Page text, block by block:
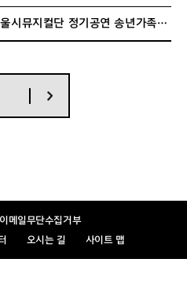
2019 서울시뮤지컬단 정기공연 송년가족뮤지컬 <애니> 공개 오디션
이메일무단수집거부
오시는 길 사이트 맵